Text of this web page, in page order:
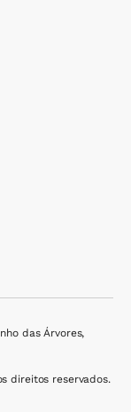
das Árvores,
direitos reservados.